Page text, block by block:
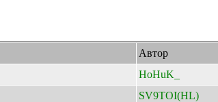
Автор
HoHuK_
SV9TOI(HL)